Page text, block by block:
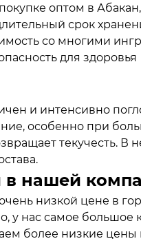
оптом в
срок
со многими
для здоровья
и интенсивно
особенно при
текучесть. В
в нашей
низкой цене в
у нас самое большое
более низкие